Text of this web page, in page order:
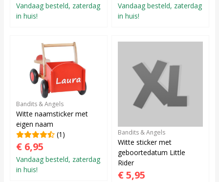
Vandaag besteld, zaterdag
in huis!
Vandaag besteld, zaterdag
in huis!
Bandits & Angels
Witte naamsticker met
eigen naam
(1)
€ 6,95
Vandaag besteld, zaterdag
in huis!
Bandits & Angels
Witte sticker met
geboortedatum Little
Rider
€ 5,95